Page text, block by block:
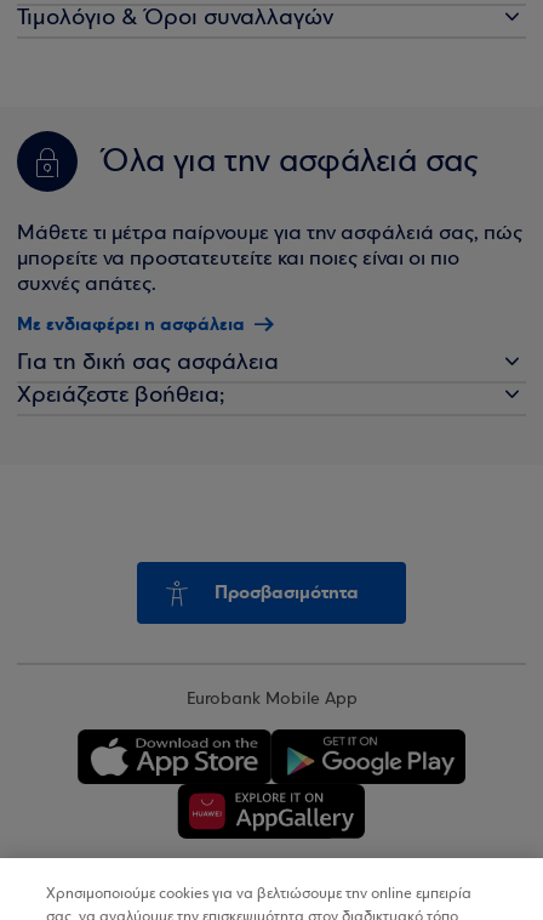
Τιμολόγιο & Όροι συναλλαγών
Όλα για την ασφάλειά σας
Μάθετε τι μέτρα παίρνουμε για την ασφάλειά σας, πώς
μπορείτε να προστατευτείτε και ποιες είναι οι πιο
συχνές απάτες.
Με ενδιαφέρει η ασφάλεια
Για τη δική σας ασφάλεια
Χρειάζεστε βοήθεια;
Προσβασιμότητα
Eurobank Mobile App
Copyright © 2026
Χρησιμοποιούμε cookies για να βελτιώσουμε την online εμπειρία